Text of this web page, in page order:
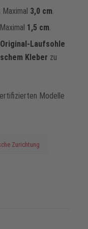
Maximal 3,0 cm.
Maximal 1,5 cm.
Original-Laufsohle
Kleber zu
Modelle
Zurichtung